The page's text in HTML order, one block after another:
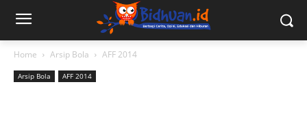
Home Arsip Bola AFF 2014
Arsip Bola AFF 2014